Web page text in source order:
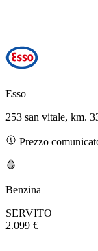
Esso
253 san vitale, km.
Prezzo
Benzina
SERVITO
2.099 €